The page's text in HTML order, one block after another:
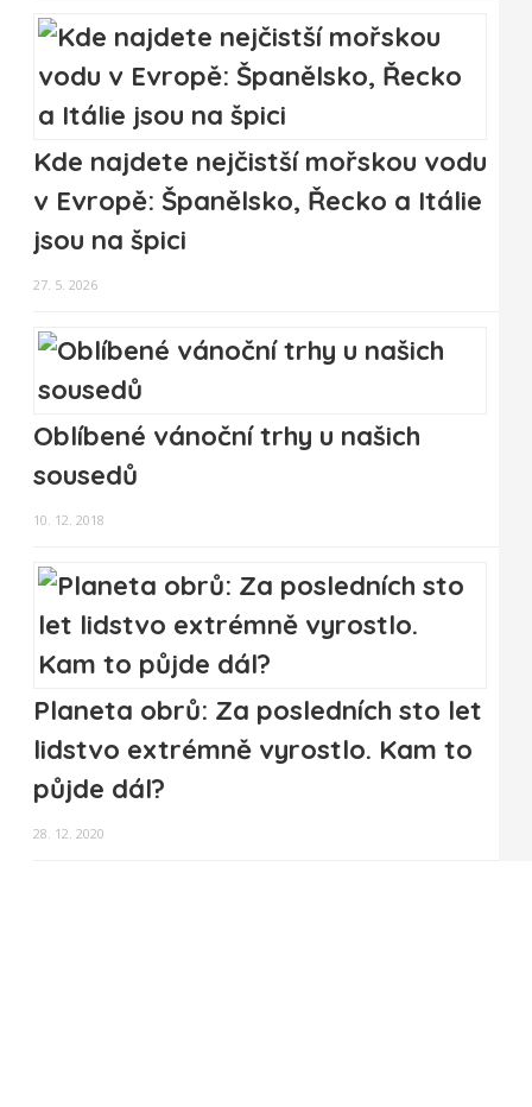
Kde najdete nejčistší mořskou vodu
v Evropě: Španělsko, Řecko a Itálie
jsou na špici
27. 5. 2026
Oblíbené vánoční trhy u našich
sousedů
10. 12. 2018
Planeta obrů: Za posledních sto let
lidstvo extrémně vyrostlo. Kam to
půjde dál?
28. 12. 2020